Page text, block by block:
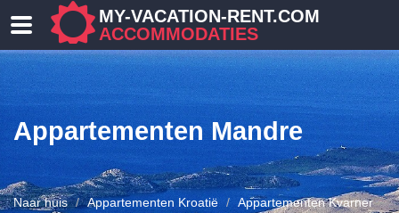
MY-VACATION-RENT.COM
ACCOMMODATIES
Appartementen Mandre
Naar huis Appartementen Kroatië
Appartementen Kvarner